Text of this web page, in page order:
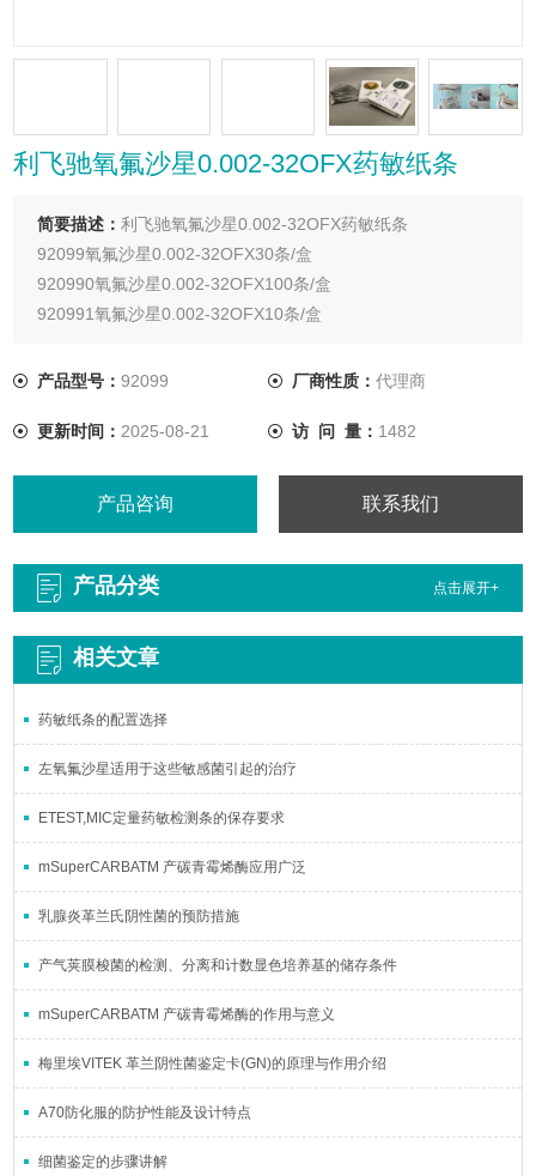
利飞驰氧氟沙星0.002-32OFX药敏纸条
简要描述：利飞驰氧氟沙星0.002-32OFX药敏纸条
92099氧氟沙星0.002-32OFX30条/盒
920990氧氟沙星0.002-32OFX100条/盒
920991氧氟沙星0.002-32OFX10条/盒
产品型号：92099 厂商性质： 代理商
更新时间： 2025-08-21 访 问 量： 1482
产品咨询 联系我们
产品分类 点击展开+
相关文章
药敏纸条的配置选择
左氧氟沙星适用于这些敏感菌引起的治疗
ETEST,MIC定量药敏检测条的保存要求
mSuperCARBATM 产碳青霉烯酶应用广泛
乳腺炎革兰氏阴性菌的预防措施
产气荚膜梭菌的检测、分离和计数显色培养基的储存条件
mSuperCARBATM 产碳青霉烯酶的作用与意义
梅里埃VITEK 革兰阴性菌鉴定卡(GN)的原理与作用介绍
A70防化服的防护性能及设计特点
细菌鉴定的步骤讲解